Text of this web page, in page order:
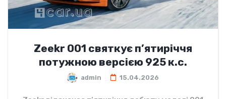
Zeekr 001 святкує п’ятиріччя
потужною версією 925 к.с.
admin 15.04.2026